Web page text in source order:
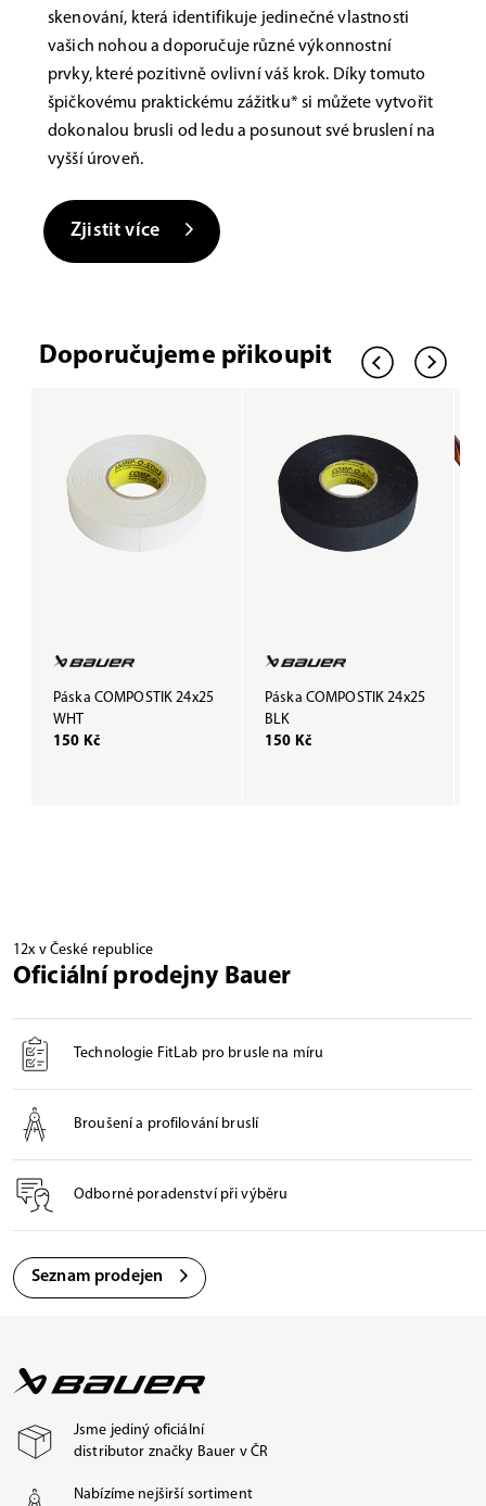
skenování, která identifikuje jedinečné vlastnosti
vašich nohou a doporučuje různé výkonnostní
prvky, které pozitivně ovlivní váš krok. Díky tomuto
špičkovému praktickému zážitku* si můžete vytvořit
dokonalou brusli od ledu a posunout své bruslení na
vyšší úroveň.
Zjistit více
Doporučujeme přikoupit
Páska COMPOSTIK 24x25
WHT
150 Kč
Páska COMPOSTIK 24x25
BLK
150 Kč
12x v České republice
Oficiální prodejny Bauer
Technologie FitLab pro brusle na míru
Broušení a profilování bruslí
Odborné poradenství při výběru
Seznam prodejen
Jsme jediný oficiální
distributor značky Bauer v ČR
Nabízíme nejširší sortiment